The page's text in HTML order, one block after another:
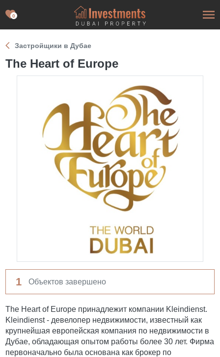
0
Застройщики в Дубае
The Heart of Europe
1 Объектов завершено
The Heart of Europe принадлежит компании Kleindienst.
Kleindienst - девелопер недвижимости, известный как
крупнейшая европейская компания по недвижимости в
Дубае, обладающая опытом работы более 30 лет. Фирма
первоначально была основана как брокер по